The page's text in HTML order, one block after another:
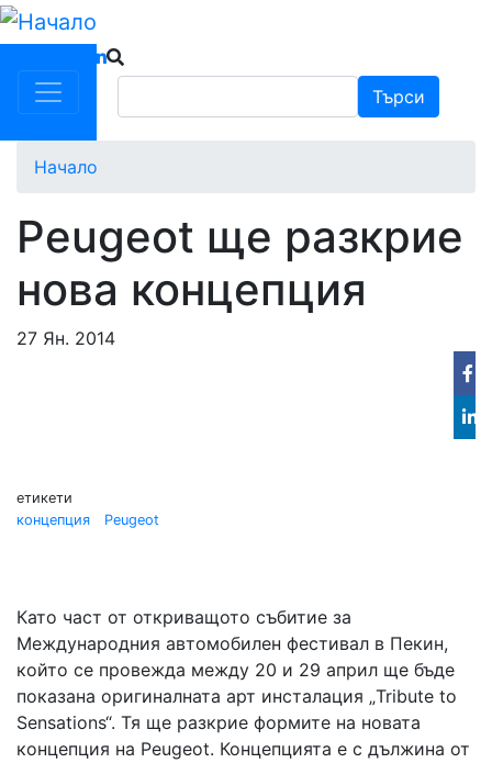
Търси
Начало
Peugeot ще разкрие
нова концепция
27 Ян. 2014
етикети
концепция
Peugeot
Като част от откриващото събитие за
Международния автомобилен фестивал в Пекин,
който се провежда между 20 и 29 април ще бъде
показана оригиналната арт инсталация „Tribute to
Sensations“. Тя ще разкрие формите на новата
концепция на Peugeot. Концепцията е с дължина от